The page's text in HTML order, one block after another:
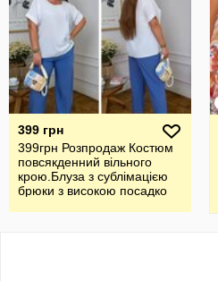
399 грн
399грн Розпродаж Костюм
повсякденний вільного
крою.Блуза з сублімацією
брюки з високою посадко